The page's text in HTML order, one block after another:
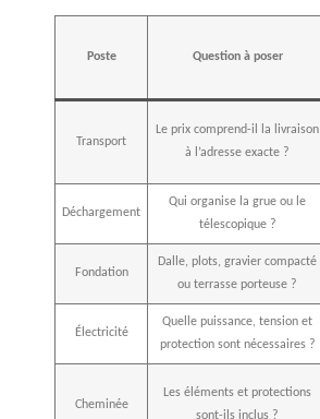
Poste Question à poser
Transport
Le prix comprend-il la livraison
à l’adresse exacte ?
Déchargement
Qui organise la grue ou le
télescopique ?
Fondation
Dalle, plots, gravier compacté
ou terrasse porteuse ?
Électricité
Quelle puissance, tension et
protection sont nécessaires ?
Cheminée
Les éléments et protections
sont-ils inclus ?